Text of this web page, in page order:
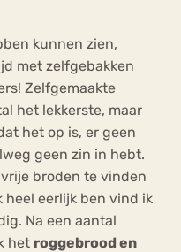
kunnen zien,
met zelfgebakken
Zelfgemaakte
het lekkerste, maar
het op is, er geen
geen zin in hebt.
broden te vinden
heel eerlijk ben vind ik
Na een aantal
het roggebrood en